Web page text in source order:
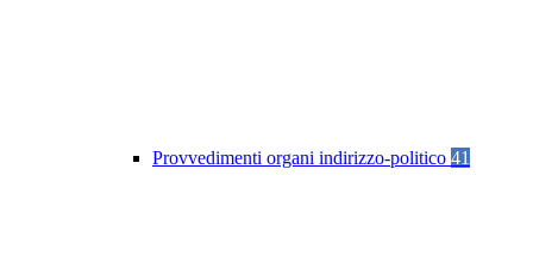
Provvedimenti organi indirizzo-politico 41